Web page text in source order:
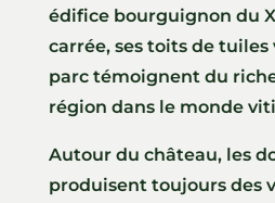
édifice bourguignon du
carrée, ses toits de tuiles
parc témoignent du
région dans le monde
Autour du château, les
produisent toujours des